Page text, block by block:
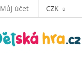
Můj účet CZK